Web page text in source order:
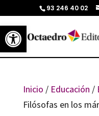
Abrir barra de herramientas
93 246 40 02
Inicio / Educación /
Filósofas en los